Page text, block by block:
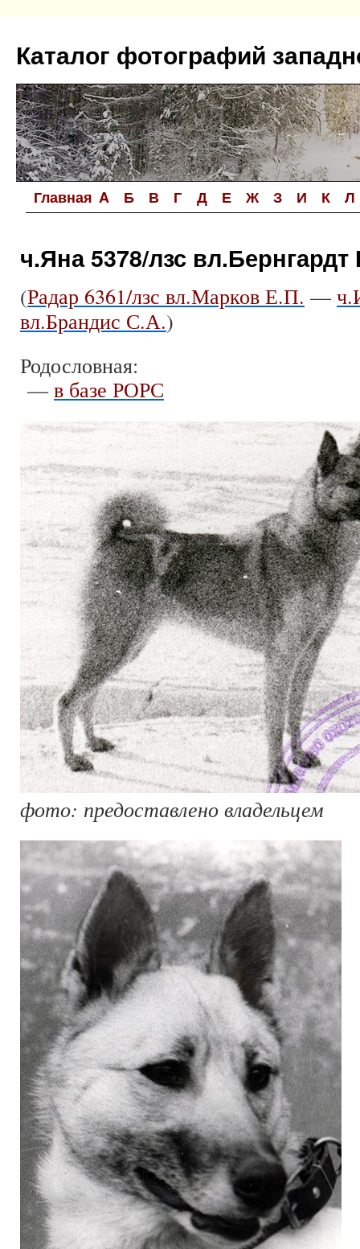
содержимому
Каталог фотографий
Главная A Б В Г Д Е Ж З И К Л
ч.Яна 5378/лзс вл.Бернгардт
(Радар 6361/лзс вл.Марков Е.П. —
вл.Брандис С.А.)
Родословная:
— в базе РОРС
фото: предоставлено владельцем